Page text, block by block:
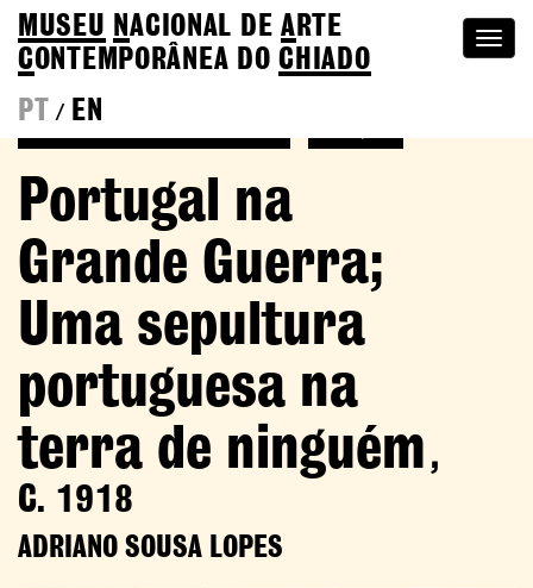
MUSEU NACIONAL DEA RTE
CONTEMPORÂNEA DOCHIADO
PT
/ EN
Portugal na
Grande Guerra;
Uma sepultura
portuguesa na
terra de ninguém ,
C. 1918
ADRIANO SOUSA LOPES